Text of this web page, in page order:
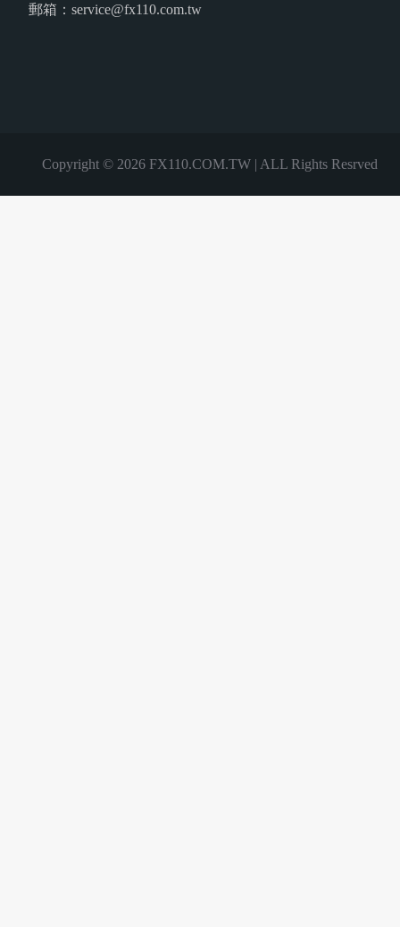
郵箱：service@fx110.com.tw
Copyright © 2026 FX110.COM.TW | ALL Rights Resrved